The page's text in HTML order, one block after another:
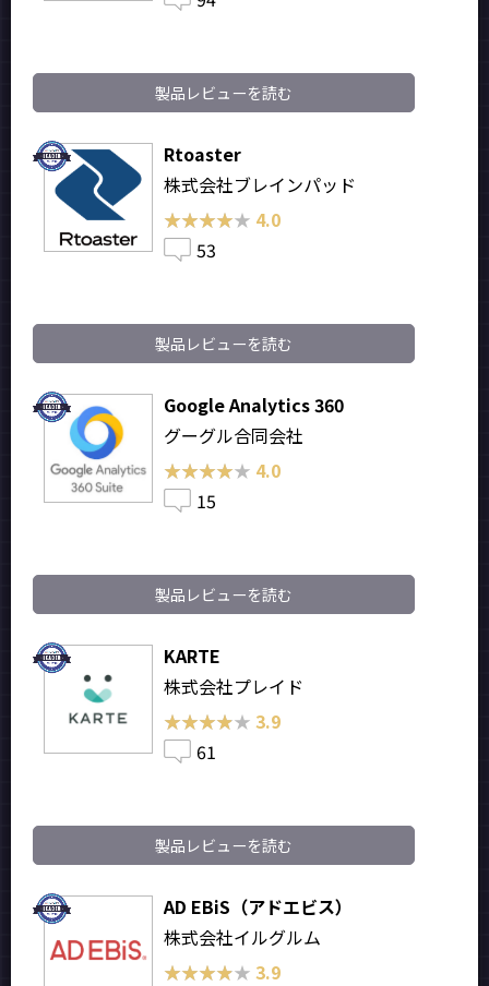
製品レビューを読む
Rtoaster
株式会社ブレインパッド
★★★★★
★★★★★ 4.0
53
製品レビューを読む
Google Analytics 360
グーグル合同会社
★★★★★
★★★★★ 4.0
15
製品レビューを読む
KARTE
株式会社プレイド
★★★★★
★★★★★ 3.9
61
製品レビューを読む
AD EBiS（アドエビス）
株式会社イルグルム
★★★★★
★★★★★ 3.9